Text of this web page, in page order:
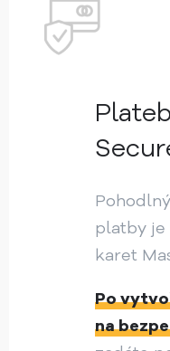
platby
karet
Po
na